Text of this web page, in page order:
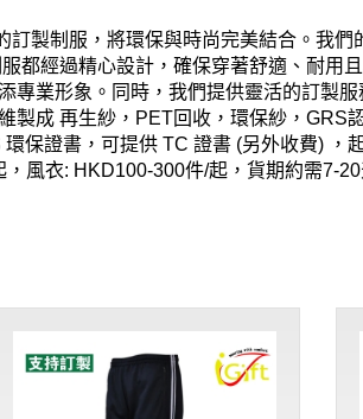
製制服，將環保與時尚完美結合。我
都經過精心設計，確保穿著舒適、耐用
專業形象。同時，我們提供靈活的訂製
製成 再生紗，PET回收，環保紗，GRS
保證書，可提供 TC 證書 (另外收費)
風衣: HKD100-300件/起， 貨期約需7-20